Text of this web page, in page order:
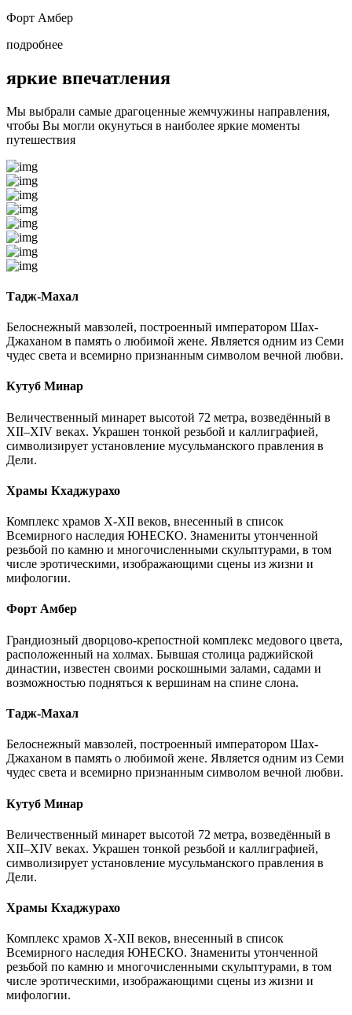
Форт Амбер
подробнее
яркие впечатления
Мы выбрали самые драгоценные жемчужины направления,
чтобы Вы могли окунуться в наиболее яркие моменты
путешествия
Тадж-Махал
Белоснежный мавзолей, построенный императором Шах-
Джаханом в память о любимой жене. Является одним из Семи
чудес света и всемирно признанным символом вечной любви.
Кутуб Минар
Величественный минарет высотой 72 метра, возведённый в
XII–XIV веках. Украшен тонкой резьбой и каллиграфией,
символизирует установление мусульманского правления в
Дели.
Храмы Кхаджурахо
Комплекс храмов X-XII веков, внесенный в список
Всемирного наследия ЮНЕСКО. Знамениты утонченной
резьбой по камню и многочисленными скульптурами, в том
числе эротическими, изображающими сцены из жизни и
мифологии.
Форт Амбер
Грандиозный дворцово-крепостной комплекс медового цвета,
расположенный на холмах. Бывшая столица раджийской
династии, известен своими роскошными залами, садами и
возможностью подняться к вершинам на спине слона.
Тадж-Махал
Белоснежный мавзолей, построенный императором Шах-
Джаханом в память о любимой жене. Является одним из Семи
чудес света и всемирно признанным символом вечной любви.
Кутуб Минар
Величественный минарет высотой 72 метра, возведённый в
XII–XIV веках. Украшен тонкой резьбой и каллиграфией,
символизирует установление мусульманского правления в
Дели.
Храмы Кхаджурахо
Комплекс храмов X-XII веков, внесенный в список
Всемирного наследия ЮНЕСКО. Знамениты утонченной
резьбой по камню и многочисленными скульптурами, в том
числе эротическими, изображающими сцены из жизни и
мифологии.